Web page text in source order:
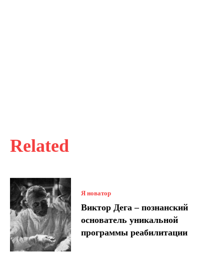
Related
Я новатор
Виктор Дега – познанский
основатель уникальной
программы реабилитации